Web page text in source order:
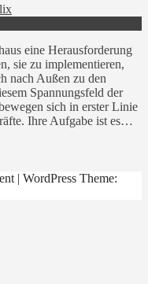
eine Herausforderung
sie zu implementieren,
nach Außen zu den
Spannungsfeld der
sich in erster Linie
Ihre Aufgabe ist es…
| WordPress Theme: